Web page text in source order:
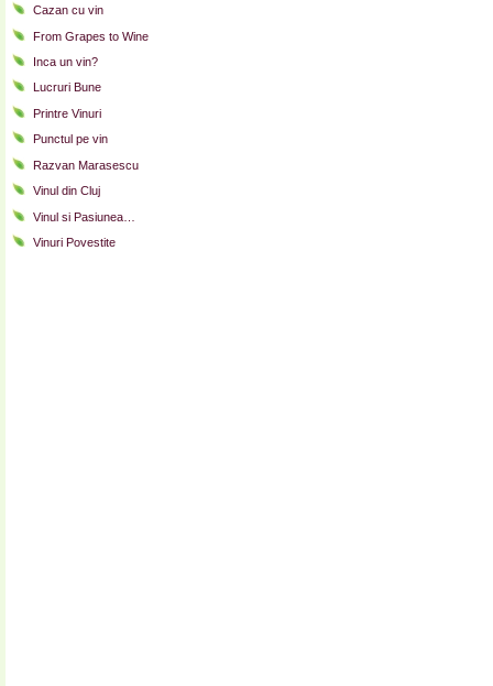
Cazan cu vin
From Grapes to Wine
Inca un vin?
Lucruri Bune
Printre Vinuri
Punctul pe vin
Razvan Marasescu
Vinul din Cluj
Vinul si Pasiunea…
Vinuri Povestite